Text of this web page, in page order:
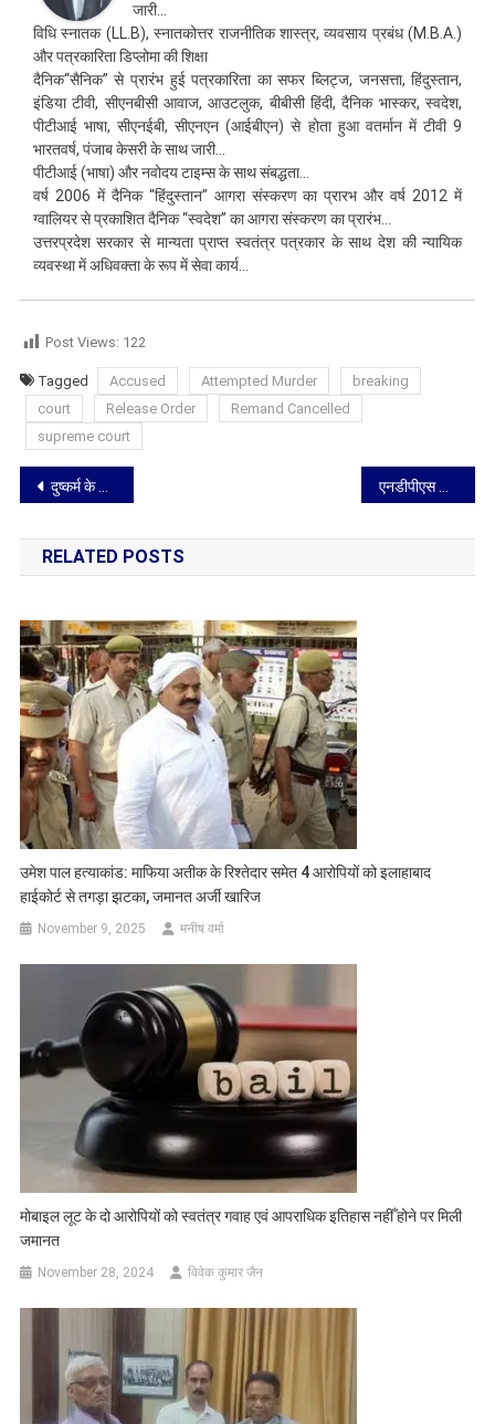
जारी…
विधि स्नातक (LL.B), स्नातकोत्तर राजनीतिक शास्त्र, व्यवसाय प्रबंध (M.B.A.)
और पत्रकारिता डिप्लोमा की शिक्षा
दैनिक“सैनिक” से प्रारंभ हुई पत्रकारिता का सफर ब्लिट्ज, जनसत्ता, हिंदुस्तान,
इंडिया टीवी, सीएनबीसी आवाज, आउटलुक, बीबीसी हिंदी, दैनिक भास्कर, स्वदेश,
पीटीआई भाषा, सीएनईबी, सीएनएन (आईबीएन) से होता हुआ वतर्मान में टीवी 9
भारतवर्ष, पंजाब केसरी के साथ जारी…
पीटीआई (भाषा) और नवोदय टाइम्स के साथ संबद्धता…
वर्ष 2006 में दैनिक “हिंदुस्तान” आगरा संस्करण का प्रारभ और वर्ष 2012 में
ग्वालियर से प्रकाशित दैनिक “स्वदेश” का आगरा संस्करण का प्रारंभ…
उत्तरप्रदेश सरकार से मान्यता प्राप्त स्वतंत्र पत्रकार के साथ देश की न्यायिक
व्यवस्था में अधिवक्ता के रूप में सेवा कार्य…
Post Views: 122
Tagged Accused Attempted Murder
breaking
court
Release Order
Remand Cancelled
supreme court
Post
navigation
दुष्कर्म के आरोपी की जमानत मंजूर: कोर्ट ने ‘प्रेम संबंध और लेन-देन’ के तर्कों के आधार पर दी रिहाई एनडीपीएस मामला: अदालत ने दिए सीसीटीवी फुटेज और सीडीआर सुरक्षित रखने के आदेश
RELATED POSTS
उमेश पाल हत्याकांड: माफिया अतीक के रिश्तेदार समेत 4 आरोपियों को इलाहाबाद
हाईकोर्ट से तगड़ा झटका, जमानत अर्जी खारिज
November 9, 2025 मनीष वर्मा
मोबाइल लूट के दो आरोपियों को स्वतंत्र गवाह एवं आपराधिक इतिहास नहीँ होने पर मिली
जमानत
November 28, 2024 विवेक कुमार जैन